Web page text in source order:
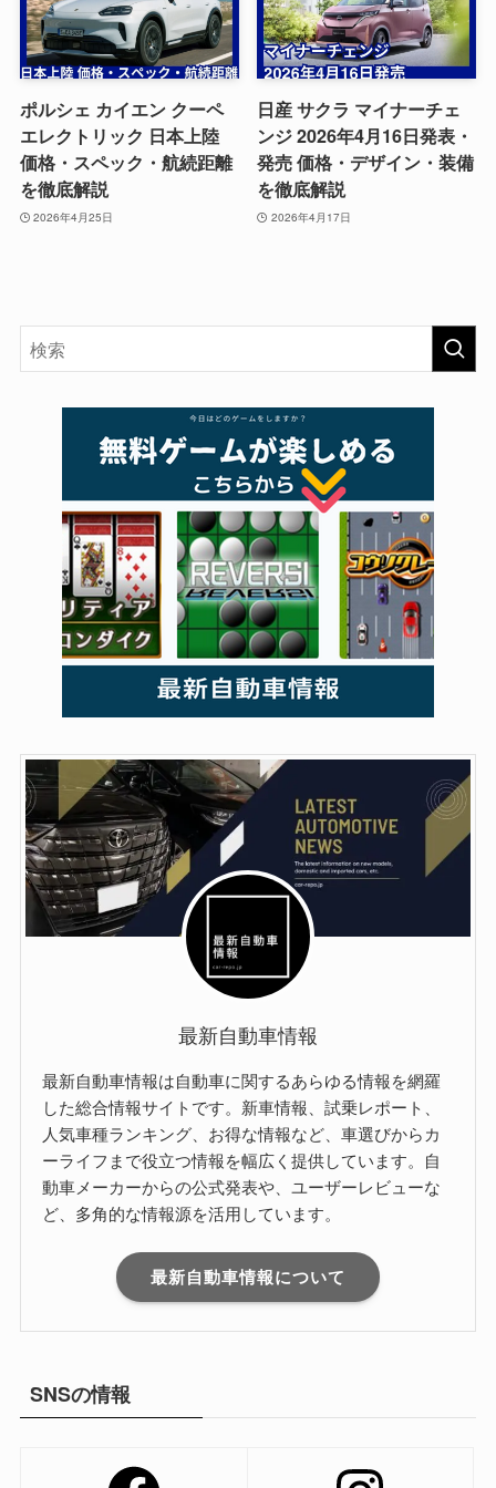
ポルシェ カイエン クーペ
エレクトリック 日本上陸
価格・スペック・航続距離
を徹底解説
2026年4月25日
日産 サクラ マイナーチェ
ンジ 2026年4月16日発表・
発売 価格・デザイン・装備
を徹底解説
2026年4月17日
最新自動車情報
最新自動車情報は自動車に関するあらゆる情報を網羅
した総合情報サイトです。新車情報、試乗レポート、
人気車種ランキング、お得な情報など、車選びからカ
ーライフまで役立つ情報を幅広く提供しています。自
動車メーカーからの公式発表や、ユーザーレビューな
ど、多角的な情報源を活用しています。
最新自動車情報について
SNSの情報